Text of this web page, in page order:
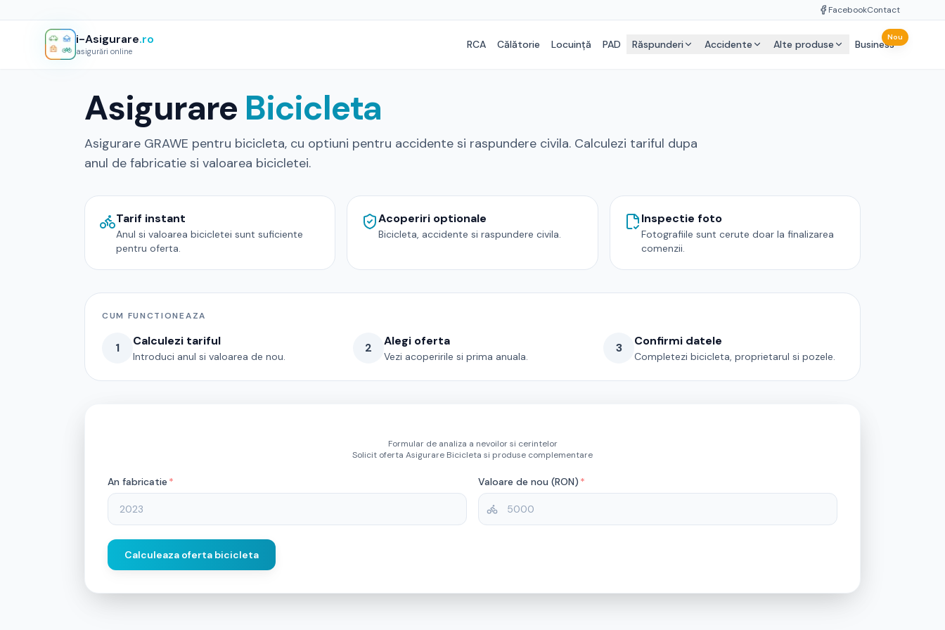
FacebookContact
i-Asigurare.ro
asigurări online
RCA Călătorie Locuință PAD Răspunderi Accidente Alte produse Business
Nou
Asigurare Bicicleta
Asigurare GRAWE pentru bicicleta, cu optiuni pentru accidente si raspundere civila. Calculezi tariful dupa
anul de fabricatie si valoarea bicicletei.
Tarif instant
Anul si valoarea bicicletei sunt suficiente
pentru oferta.
Acoperiri optionale
Bicicleta, accidente si raspundere civila.
Inspectie foto
Fotografiile sunt cerute doar la finalizarea
comenzii.
CUM FUNCTIONEAZA
1 Calculezi tariful
Introduci anul si valoarea de nou.
2 Alegi oferta
Vezi acoperirile si prima anuala.
3 Confirmi datele
Completezi bicicleta, proprietarul si pozele.
Formular de analiza a nevoilor si cerintelor
Solicit oferta Asigurare Bicicleta si produse complementare
An fabricatie * Valoare de nou (RON) *
Calculeaza oferta bicicleta